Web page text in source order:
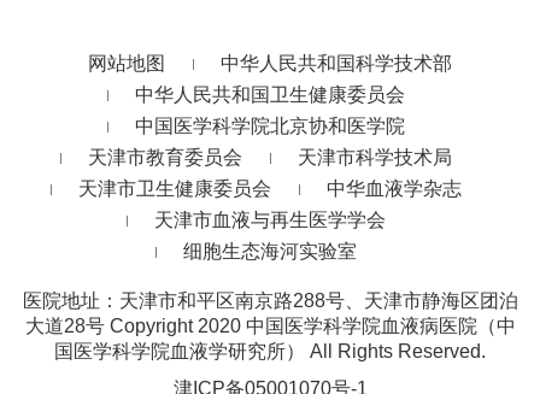
网站地图
中华人民共和国科学技术部
中华人民共和国卫生健康委员会
中国医学科学院北京协和医学院
天津市教育委员会
天津市科学技术局
天津市卫生健康委员会
中华血液学杂志
天津市血液与再生医学学会
细胞生态海河实验室
医院地址：天津市和平区南京路288号、天津市静海区团泊
大道28号 Copyright 2020 中国医学科学院血液病医院（中
国医学科学院血液学研究所） All Rights Reserved.
津ICP备05001070号-1